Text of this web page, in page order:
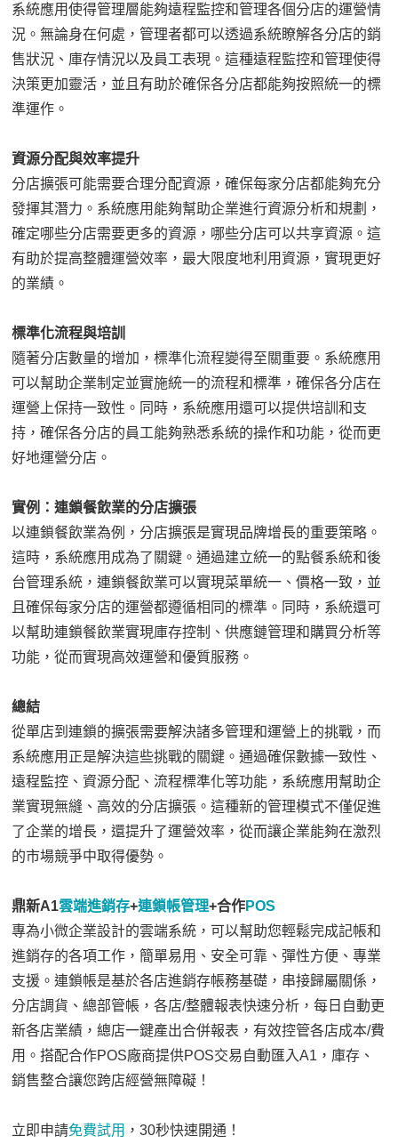
系統應用使得管理層能夠遠程監控和管理各個分店的運營情
況。無論身在何處，管理者都可以透過系統瞭解各分店的銷
售狀況、庫存情況以及員工表現。這種遠程監控和管理使得
決策更加靈活，並且有助於確保各分店都能夠按照統一的標
準運作。
資源分配與效率提升
分店擴張可能需要合理分配資源，確保每家分店都能夠充分
發揮其潛力。系統應用能夠幫助企業進行資源分析和規劃，
確定哪些分店需要更多的資源，哪些分店可以共享資源。這
有助於提高整體運營效率，最大限度地利用資源，實現更好
的業績。
標準化流程與培訓
隨著分店數量的增加，標準化流程變得至關重要。系統應用
可以幫助企業制定並實施統一的流程和標準，確保各分店在
運營上保持一致性。同時，系統應用還可以提供培訓和支
持，確保各分店的員工能夠熟悉系統的操作和功能，從而更
好地運營分店。
實例：連鎖餐飲業的分店擴張
以連鎖餐飲業為例，分店擴張是實現品牌增長的重要策略。
這時，系統應用成為了關鍵。通過建立統一的點餐系統和後
台管理系統，連鎖餐飲業可以實現菜單統一、價格一致，並
且確保每家分店的運營都遵循相同的標準。同時，系統還可
以幫助連鎖餐飲業實現庫存控制、供應鏈管理和購買分析等
功能，從而實現高效運營和優質服務。
總結
從單店到連鎖的擴張需要解決諸多管理和運營上的挑戰，而
系統應用正是解決這些挑戰的關鍵。通過確保數據一致性、
遠程監控、資源分配、流程標準化等功能，系統應用幫助企
業實現無縫、高效的分店擴張。這種新的管理模式不僅促進
了企業的增長，還提升了運營效率，從而讓企業能夠在激烈
的市場競爭中取得優勢。
鼎新A1雲端進銷存+連鎖帳管理+合作POS
專為小微企業設計的雲端系統，可以幫助您輕鬆完成記帳和
進銷存的各項工作，簡單易用、安全可靠、彈性方便、專業
支援。連鎖帳是基於各店進銷存帳務基礎，串接歸屬關係，
分店調貨、總部管帳，各店/整體報表快速分析，每日自動更
新各店業績，總店一鍵產出合併報表，有效控管各店成本/費
用。搭配合作POS廠商提供POS交易自動匯入A1，庫存、
銷售整合讓您跨店經營無障礙！
立即申請免費試用 ，30秒快速開通！